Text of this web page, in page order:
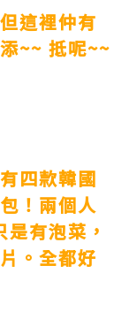
這裡仲有
~~ 抵呢~~
四款韓國
！兩個人
有泡菜，
。全都好